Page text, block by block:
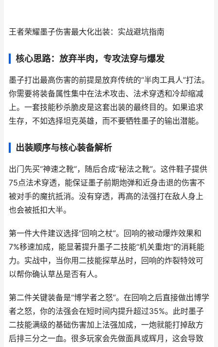
王者荣耀墨子伤害最大化出装：实战避坑指南
核心思路：放弃半肉，专攻法穿与爆发
墨子打出最高伤害的前提是放弃传统的“半肉工具人”打法。
你需要将装备属性集中在法术攻击、法术穿透和冷却缩减
上。一套技能秒杀脆皮是这套出装的最终目的。如果追求
生存，不如选择坦克英雄，而不要牺牲墨子的输出潜能。
出装顺序与核心装备解析
出门先买“神速之靴”，随后合成“秘法之靴”。这件鞋子提供
75点法术穿透，能保证墨子前期炮弹和近身击退的伤害不
被对手的魔抗抵消。没有穿透，再高的法强打在敌人身上
也会被抵扣大半。
第一件大件建议选择“回响之杖”。回响的被动爆炸效果和
7%移速加成，能显著提升墨子二技能“机关重炮”的消耗能
力。实战中，当你用二技能探草丛时，回响的炸裂特效可
以帮你确认草丛是否有人。
第二件关键装备是“博学者之怒”。在回响之后直接做出博学
者之怒，你的法强会在短时间内提升超过35%。此时墨子
二技能满级的基础伤害加上法强加成，一炮就能打掉敌方
后排三分之一血。很多玩家会先做面具或辉月，这会导致